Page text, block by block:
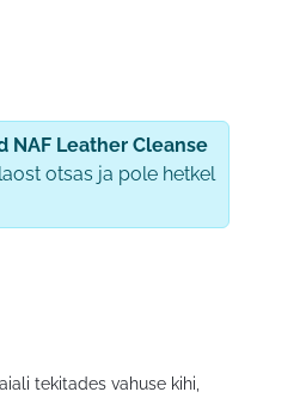
NAF Leather Cleanse
otsas ja pole hetkel
tekitades vahuse kihi,